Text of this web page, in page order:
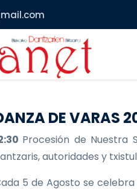
DE VARAS
Procesión de Nuestra
autoridades y
5 de Agosto se celebra